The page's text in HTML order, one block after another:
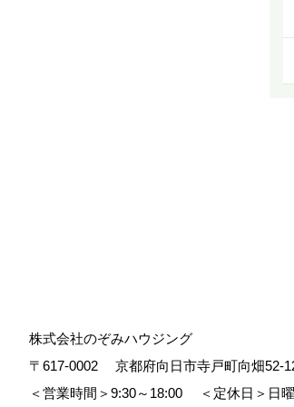
株式会社のぞみハウジング
〒617-0002
京都府向日市寺戸町向畑52-
＜営業時間＞9:30～18:00
＜定休日＞日